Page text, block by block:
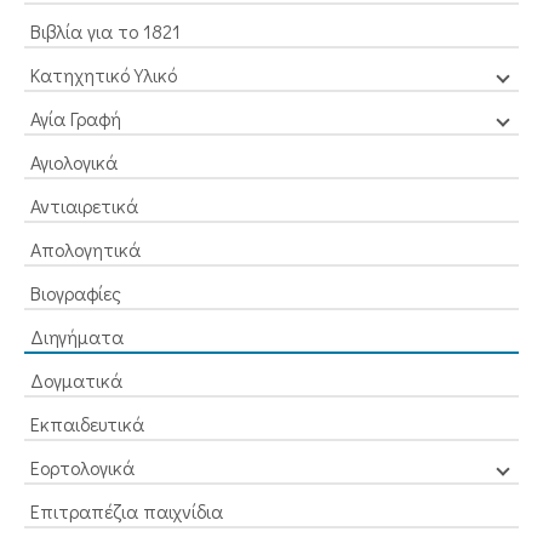
Βιβλία για το 1821
Κατηχητικό Υλικό
Αγία Γραφή
Αγιολογικά
Αντιαιρετικά
Απολογητικά
Βιογραφίες
Διηγήματα
Δογματικά
Εκπαιδευτικά
Εορτολογικά
Επιτραπέζια παιχνίδια